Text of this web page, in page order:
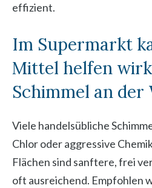
effizient.
Im Supermarkt
Mittel helfen
Schimmel an der
Viele handelsübliche
Chlor oder aggressive
Flächen sind sanftere, frei
oft ausreichend. Empfohlen